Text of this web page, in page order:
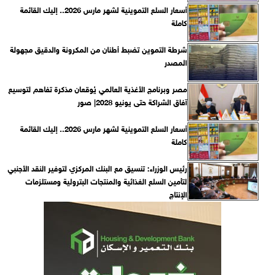
أسعار السلع التموينية لشهر مارس 2026.. إليك القائمة
كاملة
شرطة التموين تضبط أطنان من المكرونة والدقيق مجهولة
المصدر
مصر وبرنامج الأغذية العالمي يُوقعان مذكرة تفاهم لتوسيع
آفاق الشراكة حتى يونيو 2028| صور
أسعار السلع التموينية لشهر مارس 2026.. إليك القائمة
كاملة
رئيس الوزراء: تنسيق مع البنك المركزي لتوفير النقد الأجنبي
لتأمين السلع الغذائية والمنتجات البترولية ومستلزمات
الإنتاج